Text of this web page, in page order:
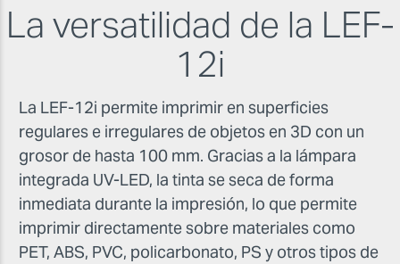
La versatilidad de la LEF-
12i
La LEF-12i permite imprimir en superficies
regulares e irregulares de objetos en 3D con un
grosor de hasta 100 mm. Gracias a la lámpara
integrada UV-LED, la tinta se seca de forma
inmediata durante la impresión, lo que permite
imprimir directamente sobre materiales como
PET, ABS, PVC, policarbonato, PS y otros tipos de